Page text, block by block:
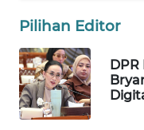
Pilihan Editor
NET
WAHANA
SPORT
WAHANA